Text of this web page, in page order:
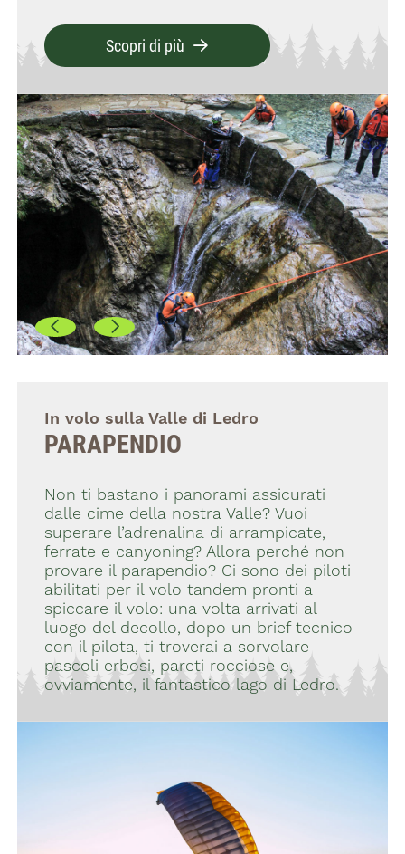
Scopri di più
In volo sulla Valle di Ledro
PARAPENDIO
Non ti bastano i panorami assicurati
dalle cime della nostra Valle? Vuoi
superare l’adrenalina di arrampicate,
ferrate e canyoning? Allora perché non
provare il parapendio? Ci sono dei piloti
abilitati per il volo tandem pronti a
spiccare il volo: una volta arrivati al
luogo del decollo, dopo un brief tecnico
con il pilota, ti troverai a sorvolare
pascoli erbosi, pareti rocciose e,
ovviamente, il fantastico lago di Ledro.